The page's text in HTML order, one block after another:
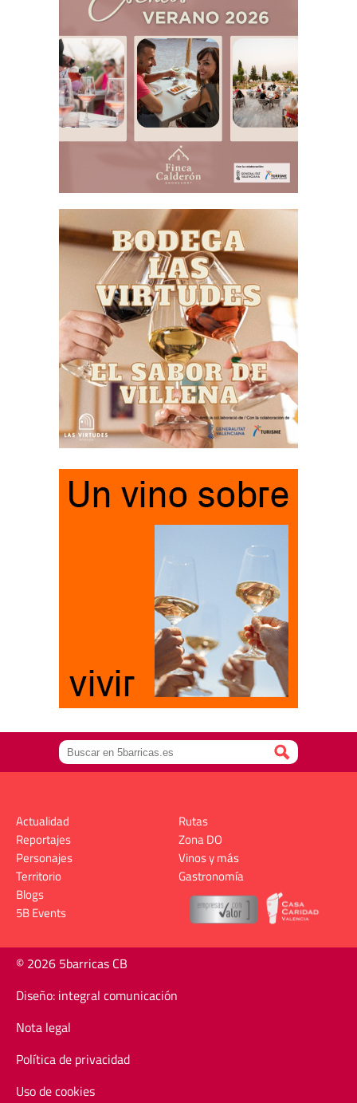
Actualidad
Reportajes
Personajes
Territorio
Rutas
Zona DO
Vinos y más
Gastronomía
Blogs
5B Events
© 2026 5barricas CB
Diseño: integral comunicación
Nota legal
Política de privacidad
Uso de cookies